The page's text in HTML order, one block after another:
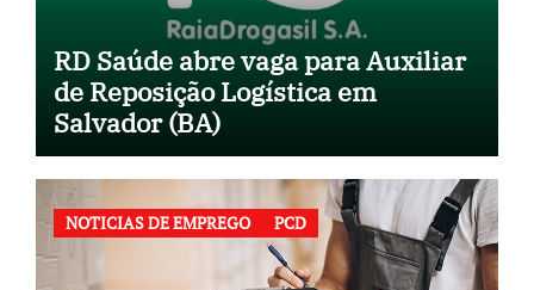
RD Saúde abre vaga para Auxiliar
de Reposição Logística em
Salvador (BA)
NOTICIAS DE EMPREGO PCD